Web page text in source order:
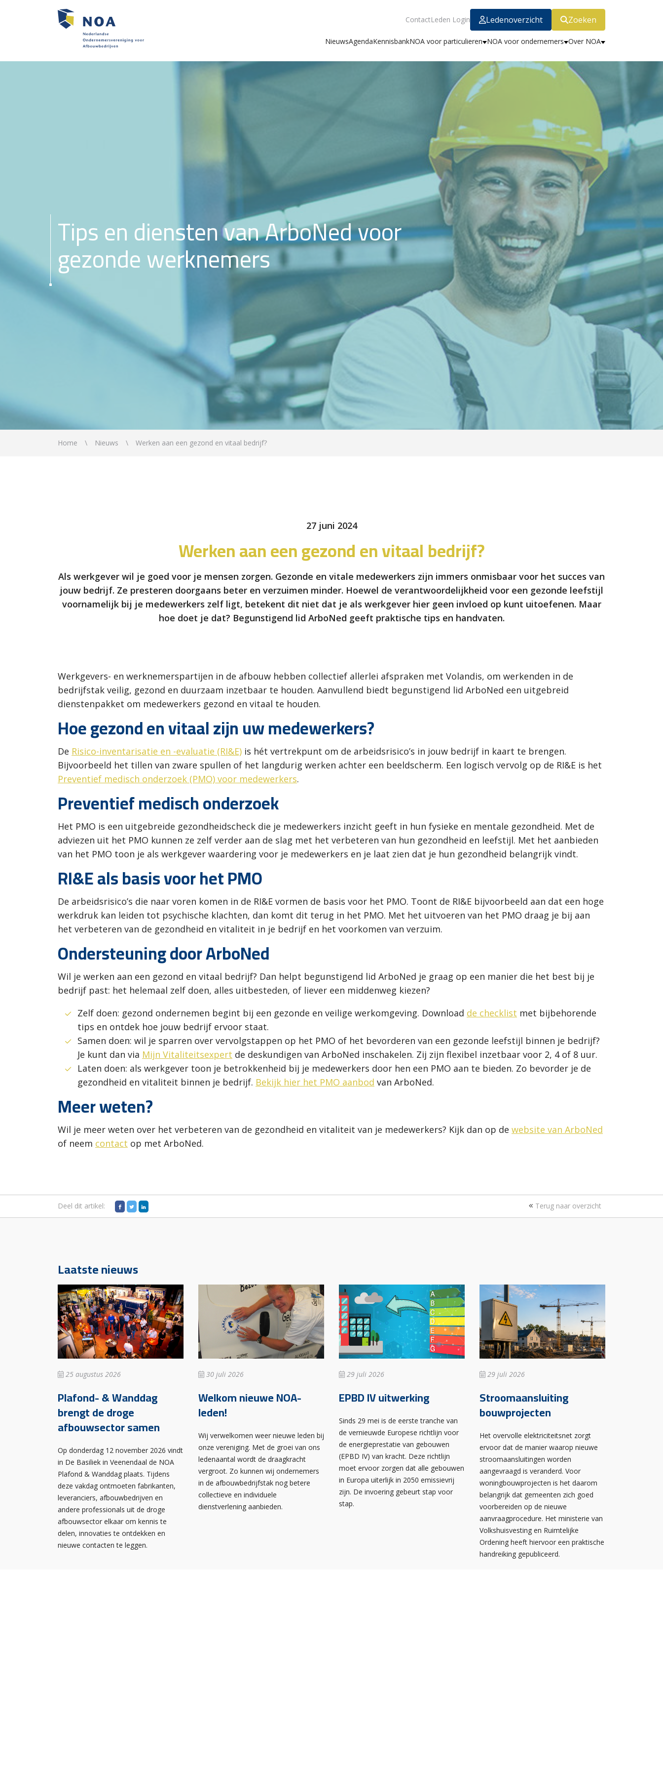
ContactLeden Login Ledenoverzicht Zoeken
NieuwsAgendaKennisbankNOA voor particulieren NOA voor ondernemers Over NOA
Tips en diensten van ArboNed voor
gezonde werknemers
Home Nieuws Werken aan een gezond en vitaal bedrijf?
27 juni 2024
Werken aan een gezond en vitaal bedrijf?
Als werkgever wil je goed voor je mensen zorgen. Gezonde en vitale medewerkers zijn immers onmisbaar voor het succes van
jouw bedrijf. Ze presteren doorgaans beter en verzuimen minder. Hoewel de verantwoordelijkheid voor een gezonde leefstijl
voornamelijk bij je medewerkers zelf ligt, betekent dit niet dat je als werkgever hier geen invloed op kunt uitoefenen. Maar
hoe doet je dat? Begunstigend lid ArboNed geeft praktische tips en handvaten.
Werkgevers- en werknemerspartijen in de afbouw hebben collectief allerlei afspraken met Volandis, om werkenden in de
bedrijfstak veilig, gezond en duurzaam inzetbaar te houden. Aanvullend biedt begunstigend lid ArboNed een uitgebreid
dienstenpakket om medewerkers gezond en vitaal te houden.
Hoe gezond en vitaal zijn uw medewerkers?
De Risico-inventarisatie en -evaluatie (RI&E) is hét vertrekpunt om de arbeidsrisico’s in jouw bedrijf in kaart te brengen.
Bijvoorbeeld het tillen van zware spullen of het langdurig werken achter een beeldscherm. Een logisch vervolg op de RI&E is het
Preventief medisch onderzoek (PMO) voor medewerkers.
Preventief medisch onderzoek
Het PMO is een uitgebreide gezondheidscheck die je medewerkers inzicht geeft in hun fysieke en mentale gezondheid. Met de
adviezen uit het PMO kunnen ze zelf verder aan de slag met het verbeteren van hun gezondheid en leefstijl. Met het aanbieden
van het PMO toon je als werkgever waardering voor je medewerkers en je laat zien dat je hun gezondheid belangrijk vindt.
RI&E als basis voor het PMO
De arbeidsrisico’s die naar voren komen in de RI&E vormen de basis voor het PMO. Toont de RI&E bijvoorbeeld aan dat een hoge
werkdruk kan leiden tot psychische klachten, dan komt dit terug in het PMO. Met het uitvoeren van het PMO draag je bij aan
het verbeteren van de gezondheid en vitaliteit in je bedrijf en het voorkomen van verzuim.
Ondersteuning door ArboNed
Wil je werken aan een gezond en vitaal bedrijf? Dan helpt begunstigend lid ArboNed je graag op een manier die het best bij je
bedrijf past: het helemaal zelf doen, alles uitbesteden, of liever een middenweg kiezen?
Zelf doen: gezond ondernemen begint bij een gezonde en veilige werkomgeving. Download de checklist met bijbehorende
tips en ontdek hoe jouw bedrijf ervoor staat.
Samen doen: wil je sparren over vervolgstappen op het PMO of het bevorderen van een gezonde leefstijl binnen je bedrijf?
Je kunt dan via Mijn Vitaliteitsexpert de deskundigen van ArboNed inschakelen. Zij zijn flexibel inzetbaar voor 2, 4 of 8 uur.
Laten doen: als werkgever toon je betrokkenheid bij je medewerkers door hen een PMO aan te bieden. Zo bevorder je de
gezondheid en vitaliteit binnen je bedrijf. Bekijk hier het PMO aanbod van ArboNed.
Meer weten?
Wil je meer weten over het verbeteren van de gezondheid en vitaliteit van je medewerkers? Kijk dan op de website van ArboNed
of neem contact op met ArboNed.
Deel dit artikel: Terug naar overzicht
Laatste nieuws
25 augustus 2026
Plafond- & Wanddag
brengt de droge
afbouwsector samen
Op donderdag 12 november 2026 vindt
in De Basiliek in Veenendaal de NOA
Plafond & Wanddag plaats. Tijdens
deze vakdag ontmoeten fabrikanten,
leveranciers, afbouwbedrijven en
andere professionals uit de droge
afbouwsector elkaar om kennis te
delen, innovaties te ontdekken en
nieuwe contacten te leggen.
30 juli 2026
Welkom nieuwe NOA-
leden!
Wij verwelkomen weer nieuwe leden bij
onze vereniging. Met de groei van ons
ledenaantal wordt de draagkracht
vergroot. Zo kunnen wij ondernemers
in de afbouwbedrijfstak nog betere
collectieve en individuele
dienstverlening aanbieden.
29 juli 2026
EPBD IV uitwerking
Sinds 29 mei is de eerste tranche van
de vernieuwde Europese richtlijn voor
de energieprestatie van gebouwen
(EPBD IV) van kracht. Deze richtlijn
moet ervoor zorgen dat alle gebouwen
in Europa uiterlijk in 2050 emissievrij
zijn. De invoering gebeurt stap voor
stap.
29 juli 2026
Stroomaansluiting
bouwprojecten
Het overvolle elektriciteitsnet zorgt
ervoor dat de manier waarop nieuwe
stroomaansluitingen worden
aangevraagd is veranderd. Voor
woningbouwprojecten is het daarom
belangrijk dat gemeenten zich goed
voorbereiden op de nieuwe
aanvraagprocedure. Het ministerie van
Volkshuisvesting en Ruimtelijke
Ordening heeft hiervoor een praktische
handreiking gepubliceerd.